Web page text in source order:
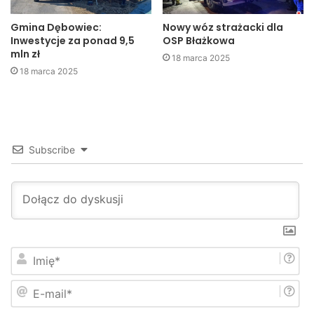
Gmina Dębowiec:
Inwestycje za ponad 9,5
mln zł
18 marca 2025
Nowy wóz strażacki dla
OSP Błażkowa
18 marca 2025
Subscribe
i
m